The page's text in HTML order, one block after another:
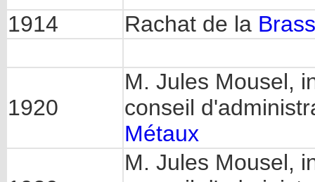
1914 Rachat de la
1920
M. Jules Mousel,
conseil
Métaux
M. Jules Mousel,